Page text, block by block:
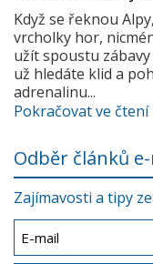
Když se řeknou
vrcholky hor,
užít spoustu
už hledáte klid a
adrenalinu...
Pokračovat ve čtení
Odběr článků
Zajímavosti a tipy